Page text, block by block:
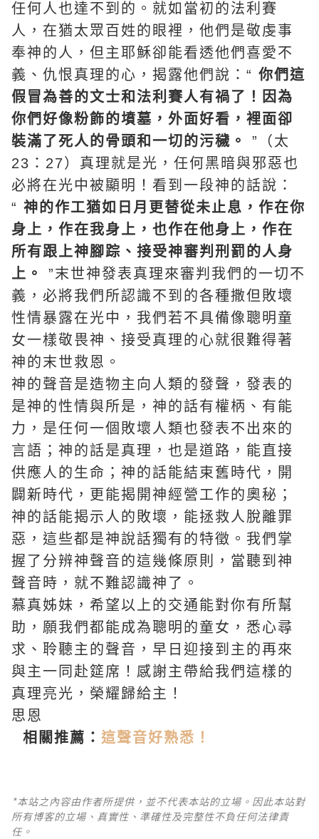
任何人也達不到的。就如當初的法利賽
人，在猶太眾百姓的眼裡，他們是敬虔事
奉神的人，但主耶穌卻能看透他們喜愛不
義、仇恨真理的心，揭露他們說：“ 你們這
假冒為善的文士和法利賽人有禍了！因為
你們好像粉飾的墳墓，外面好看，裡面卻
裝滿了死人的骨頭和一切的污穢。
”（太
23：27）真理就是光，任何黑暗與邪惡也
必將在光中被顯明！看到一段神的話說：
“ 神的作工猶如日月更替從未止息，作在你
身上，作在我身上，也作在他身上，作在
所有跟上神腳踪、接受神審判刑罰的人身
上。
”末世神發表真理來審判我們的一切不
義，必將我們所認識不到的各種撒但敗壞
性情暴露在光中，我們若不具備像聰明童
女一樣敬畏神、接受真理的心就很難得著
神的末世救恩。
神的聲音是造物主向人類的發聲，發表的
是神的性情與所是，神的話有權柄、有能
力，是任何一個敗壞人類也發表不出來的
言語；神的話是真理，也是道路，能直接
供應人的生命；神的話能結束舊時代，開
闢新時代，更能揭開神經營工作的奧秘；
神的話能揭示人的敗壞，能拯救人脫離罪
惡，這些都是神說話獨有的特徵。我們掌
握了分辨神聲音的這幾條原則，當聽到神
聲音時，就不難認識神了。
慕真姊妹，希望以上的交通能對你有所幫
助，願我們都能成為聰明的童女，悉心尋
求、聆聽主的聲音，早日迎接到主的再來
與主一同赴筵席！感謝主帶給我們這樣的
真理亮光，榮耀歸給主！
思恩
相關推薦： 這聲音好熟悉！
*本站之內容由作者所提供，並不代表本站的立場。因此本站對
所有博客的立場、真實性、準確性及完整性不負任何法律責
任。